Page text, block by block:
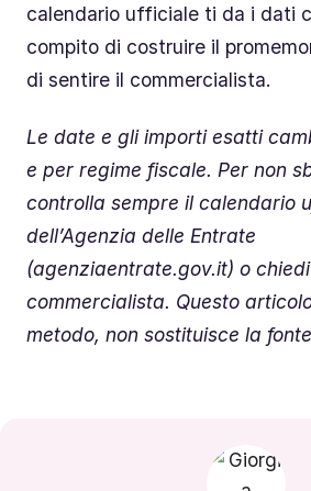
calendario ufficiale ti da i dati
compito di costruire il
di sentire il commercialista.
Le date e gli importi esatti
e per regime fiscale. Per non
controlla sempre il calendario
dell’Agenzia delle Entrate
(agenziaentrate.gov.it) o
commercialista. Questo
metodo, non sostituisce la